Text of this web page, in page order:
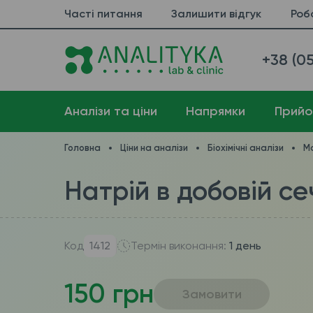
Часті питання Залишити відгук
+38
Аналізи та ціни Напрямки
Головна Ціни на аналізи Біохімічні аналізи
Натрій в добовій
Код 1412 Термін виконання: 1 день
150 грн Замовити